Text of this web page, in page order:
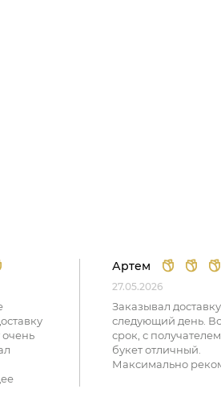
Артем
27.05.2026
Заказывал
следующий день.
срок, с
букет отличный.
Максимально